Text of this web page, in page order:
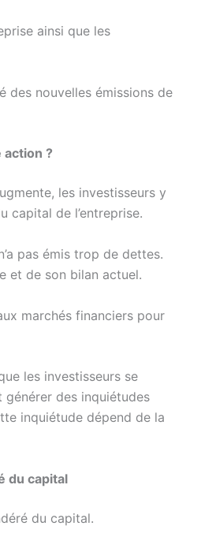
ainsi que les
des nouvelles émissions de
?
les investisseurs y
capital de l’entreprise.
pas émis trop de dettes.
et de son bilan actuel.
marchés financiers pour
les investisseurs se
générer des inquiétudes
inquiétude dépend de la
du capital
du capital.